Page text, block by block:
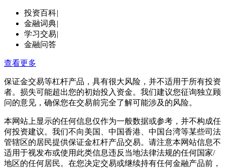
投资百科|
金融词典|
学习交易|
金融问答
查看更多
保证金交易等杠杆产品，具有很大风险，并不适用于所有投资
者。损失可能超出您的初始投入资金。我们建议您征询独立顾
问的意见，确保您在交易前完全了解可能涉及的风险。
本网站上显示的任何信息仅作为一般数据或参考，并不构成任
何投资建议。我们不向美国、中国香港、中国台湾等某些司法
管辖区的居民提供保证金杠杆产品交易。请注意本网站信息不
适用于视发布或使用此类信息违反当地法律法规的任何国家/
地区的任何居民。在您决定交易或继续持有任何金融产品前，